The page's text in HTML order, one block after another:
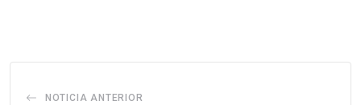
NOTICIA ANTERIOR